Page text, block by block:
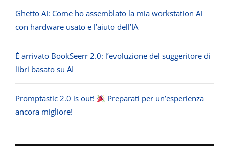
Ghetto AI: Come ho assemblato la mia workstation AI
con hardware usato e l’aiuto dell’IA
È arrivato BookSeerr 2.0: l’evoluzione del suggeritore di
libri basato su AI
Promptastic 2.0 is out!
Preparati per un’esperienza
ancora migliore!